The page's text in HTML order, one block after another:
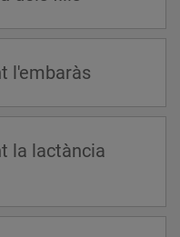
l'embaràs
la lactància